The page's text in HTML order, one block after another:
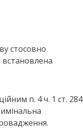
стосовно
п. 4 ч. 1 ст. 284